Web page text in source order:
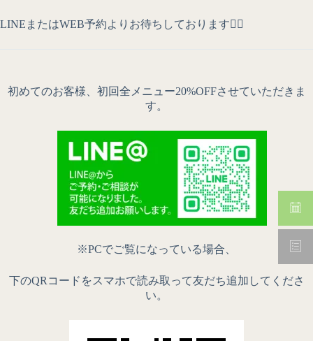
LINEまたはWEB予約よりお待ちしております🙇‍♂️
初めてのお客様、初回全メニュー20%OFFさせていただきま
す。
※PCでご覧になっている場合、
下のQR コードをスマホで読み取って友だち追加してくださ
い。